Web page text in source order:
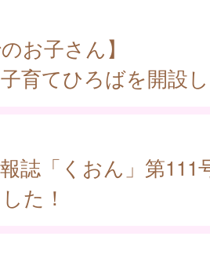
お子さん】
育てひろばを開設
誌「くおん」第111
た！